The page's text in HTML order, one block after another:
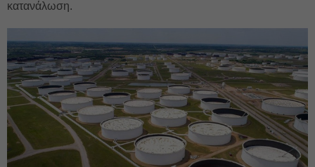
κατανάλωση.